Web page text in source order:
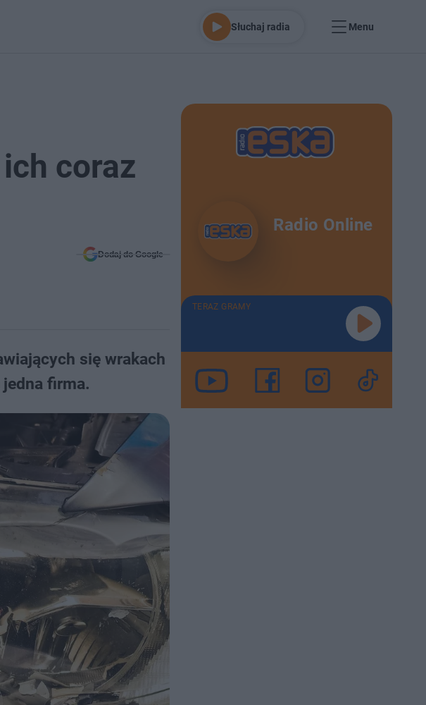
Słuchaj radia Menu
coraz
Dodaj do Google
się wrakach
firma.
Radio Online
TERAZ GRAMY